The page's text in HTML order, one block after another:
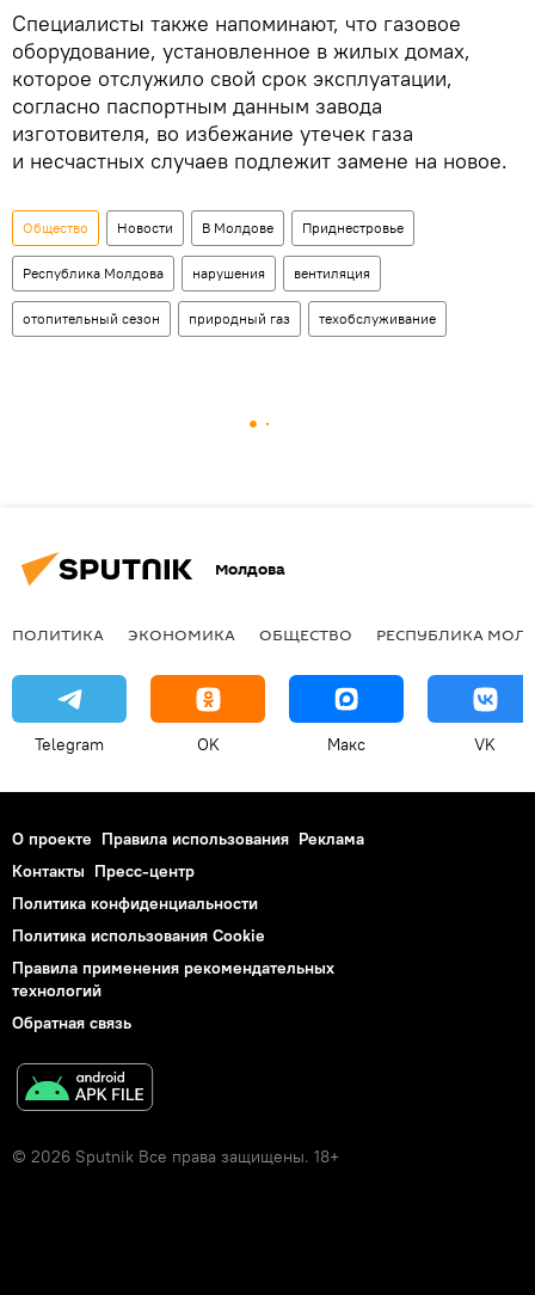
Специалисты также напоминают, что газовое
оборудование, установленное в жилых домах,
которое отслужило свой срок эксплуатации,
согласно паспортным данным завода
изготовителя, во избежание утечек газа
и несчастных случаев подлежит замене на новое.
Общество Новости В Молдове Приднестровье
Республика Молдова нарушения вентиляция
отопительный сезон природный газ техобслуживание
Молдова
ПОЛИТИКА ЭКОНОМИКА ОБЩЕСТВО РЕСПУБЛИКА
Telegram OK Макс VK
О проекте Правила использования Реклама
Контакты Пресс-центр
Политика конфиденциальности
Политика использования Cookie
Правила применения рекомендательных
технологий
Обратная связь
© 2026 Sputnik Все права защищены. 18+